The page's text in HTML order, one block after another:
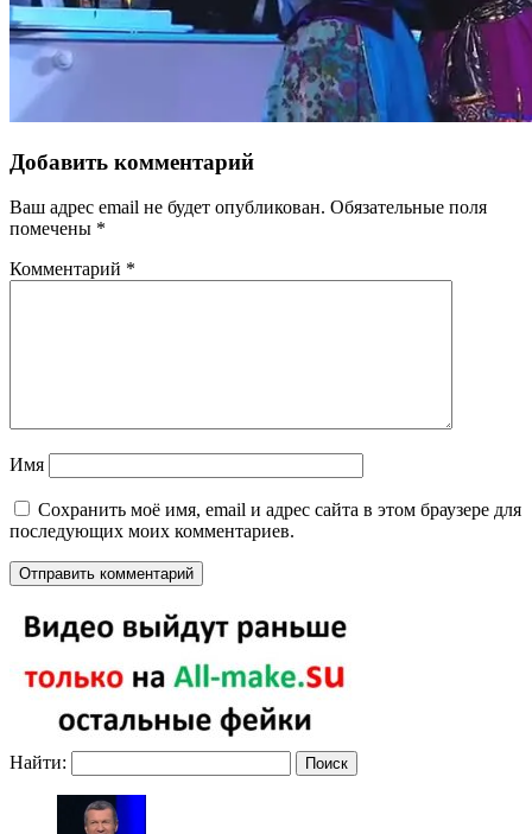
Добавить комментарий
Ваш адрес email не будет опубликован. Обязательные поля
помечены *
Комментарий *
Имя
Сохранить моё имя, email и адрес сайта в этом браузере для
последующих моих комментариев.
Найти: